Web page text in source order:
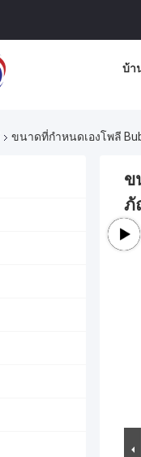
บ้า
ขนาดที่กำหนดเองโพลี
ข
ภั